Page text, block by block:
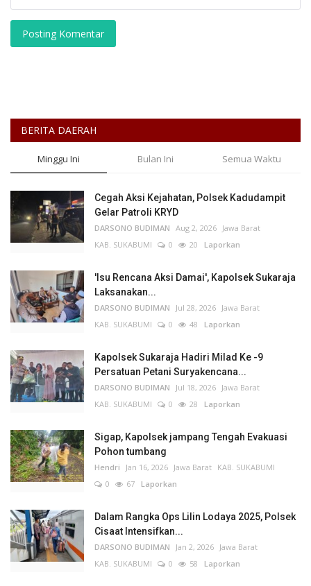
Posting Komentar
BERITA DAERAH
Minggu Ini Bulan Ini Semua Waktu
Cegah Aksi Kejahatan, Polsek Kadudampit
Gelar Patroli KRYD
DARSONO BUDIMAN Aug 2, 2026 Jawa Barat
KAB. SUKABUMI
0 20 Laporkan
'Isu Rencana Aksi Damai', Kapolsek Sukaraja
Laksanakan...
DARSONO BUDIMAN Jul 28, 2026 Jawa Barat
KAB. SUKABUMI
0 48 Laporkan
Kapolsek Sukaraja Hadiri Milad Ke -9
Persatuan Petani Suryakencana...
DARSONO BUDIMAN Jul 18, 2026 Jawa Barat
KAB. SUKABUMI
0 28 Laporkan
Sigap, Kapolsek jampang Tengah Evakuasi
Pohon tumbang
Hendri Jan 16, 2026 Jawa Barat KAB. SUKABUMI
0
67 Laporkan
Dalam Rangka Ops Lilin Lodaya 2025, Polsek
Cisaat Intensifkan...
DARSONO BUDIMAN Jan 2, 2026 Jawa Barat
KAB. SUKABUMI
0 58 Laporkan